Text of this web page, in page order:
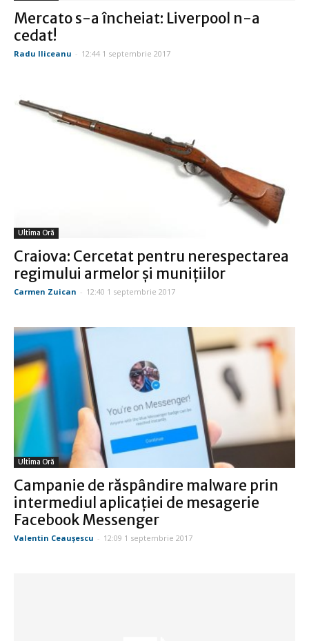
Mercato s-a încheiat: Liverpool n-a
cedat!
Radu Iliceanu - 12:44 1 septembrie 2017
Ultima Oră
Craiova: Cercetat pentru nerespectarea
regimului armelor şi muniţiilor
Carmen Zuican - 12:40 1 septembrie 2017
Ultima Oră
Campanie de răspândire malware prin
intermediul aplicaţiei de mesagerie
Facebook Messenger
Valentin Ceauşescu - 12:09 1 septembrie 2017